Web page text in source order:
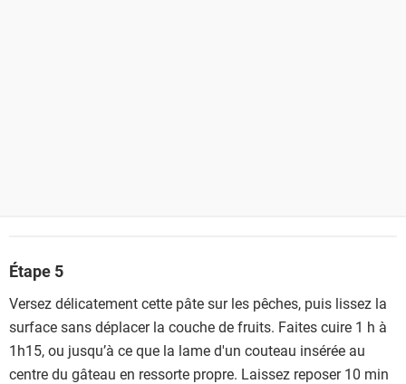
Étape 5
Versez délicatement cette pâte sur les pêches, puis lissez la
surface sans déplacer la couche de fruits. Faites cuire 1 h à
1h15, ou jusqu’à ce que la lame d'un couteau insérée au
centre du gâteau en ressorte propre. Laissez reposer 10 min